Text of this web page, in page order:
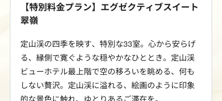
【特別料金プラン】エグゼクティブスイート
翠嶺
定山渓の四季を映す、特別な33室。心から安らげ
る、縁側で寛ぐような穏やかなひととき。定山渓
ビューホテル最上階で空の移ろいを眺める、何も
しない贅沢。定山渓に溢れる、絵画のように印象